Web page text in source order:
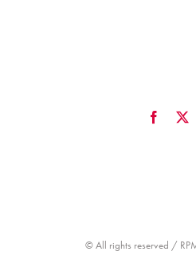
© All rights reserved /